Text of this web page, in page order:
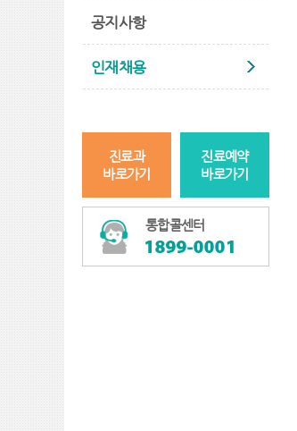
공지사항
인재채용
진료과
바로가기
진료예약
바로가기
통합콜센터